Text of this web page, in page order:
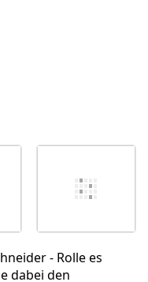
- Rolle es
dabei den